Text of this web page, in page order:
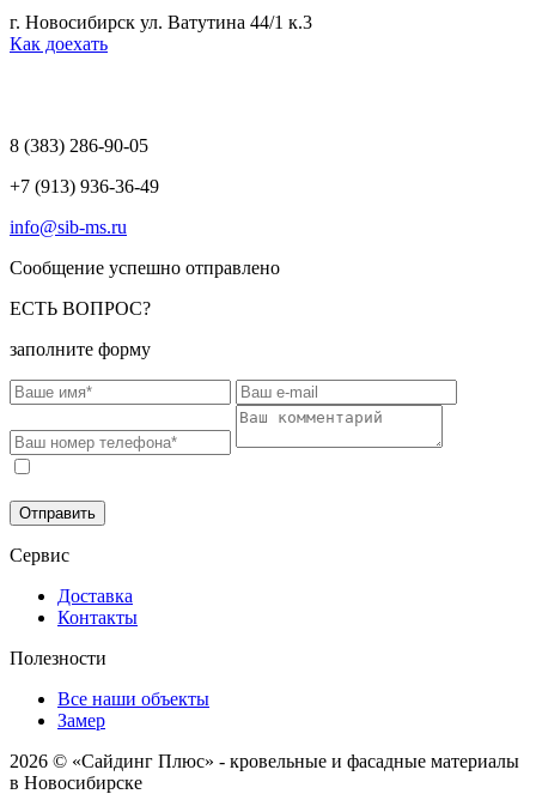
г. Новосибирск ул. Ватутина 44/1 к.3
Как доехать
8 (383) 286-90-05
+7 (913) 936-36-49
info@sib-ms.ru
Сообщение успешно отправлено
ЕСТЬ ВОПРОС?
заполните форму
Отправить
Сервис
Доставка
Контакты
Полезности
Все наши объекты
Замер
2026 © «Сайдинг Плюс» - кровельные и фасадные материалы
в Новосибирске